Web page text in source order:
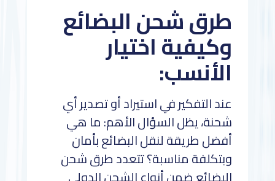
طرق شحن البضائع
وكيفية اختيار
الأنسب:
عند التفكير في استيراد أو تصدير أي
شحنة، يظل السؤال الأهم: ما هي
أفضل طريقة لنقل البضائع بأمان
وبتكلفة مناسبة؟ تتعدد طرق شحن